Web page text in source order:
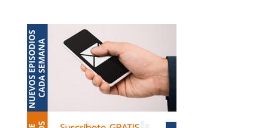
Mental
Crucial
para
el
Dueño